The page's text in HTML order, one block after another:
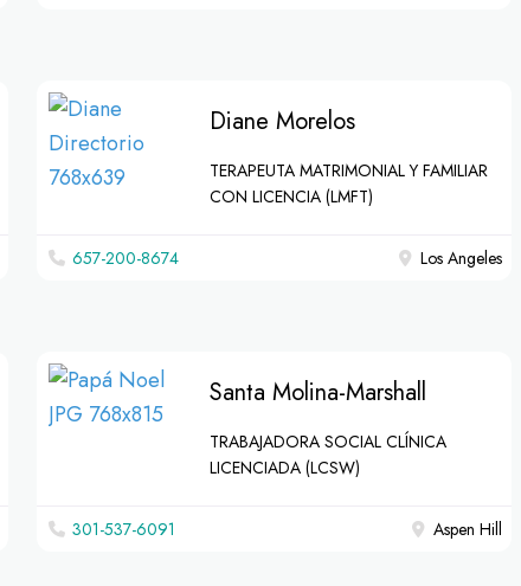
Diane Morelos
TERAPEUTA MATRIMONIAL Y FAMILIAR
CON LICENCIA (LMFT)
657-200-8674 Los Angeles
Santa Molina-Marshall
TRABAJADORA SOCIAL CLÍNICA
LICENCIADA (LCSW)
301-537-6091 Aspen Hill